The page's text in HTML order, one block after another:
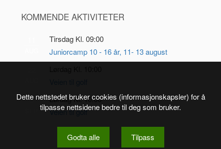
KOMMENDE AKTIVITETER
Tirsdag Kl. 09:00
Juniorcamp 10 - 16 år, 11- 13 august
5
Lørdag Kl. 10:00
Veien til golf
Dette nettstedet bruker cookies (informasjonskapsler) for å
tilpasse nettsidene bedre til deg som bruker.
Godta alle Tilpass